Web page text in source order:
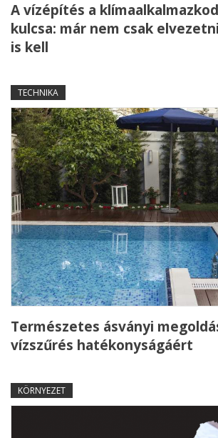
A vízépítés a
kulcsa: már nem csak
is kell
TECHNIKA
Természetes ásványi
vízszűrés hatékonyságáért
KÖRNYEZET